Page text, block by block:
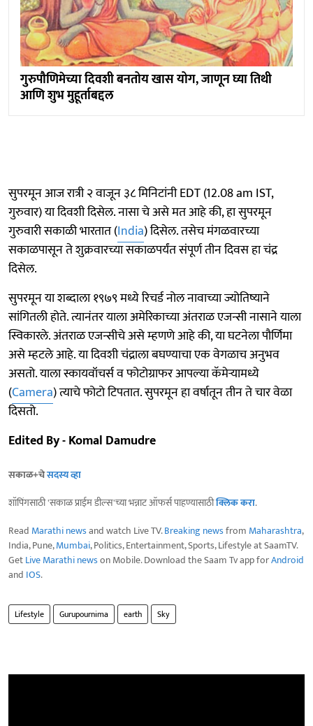
गुरुपौणिमेच्या दिवशी बनतोय खास योग, जाणून घ्या तिथी
आणि शुभ मुहूर्ताबद्दल
सुपरमून आज रात्री २ वाजून ३८ मिनिटांनी EDT (12.08 am IST,
गुरुवार) या दिवशी दिसेल. नासा चे असे मत आहे की, हा सुपरमून
गुरुवारी सकाळी भारतात (India) दिसेल. तसेच मंगळवारच्या
सकाळपासून ते शुक्रवारच्या सकाळपर्यंत संपूर्ण तीन दिवस हा चंद्र
दिसेल.
सुपरमून या शब्दाला १९७९ मध्ये रिचर्ड नोल नावाच्या ज्योतिष्याने
सांगितली होते. त्यानंतर याला अमेरिकाच्या अंतराळ एजन्सी नासाने याला
स्विकारले. अंतराळ एजन्सीचे असे म्हणणे आहे की, या घटनेला पौर्णिमा
असे म्हटले आहे. या दिवशी चंद्राला बघण्याचा एक वेगळाच अनुभव
असतो. याला स्कायवॉचर्स व फोटोग्राफर आपल्या कॅमेऱ्यामध्ये
(Camera) त्याचे फोटो टिपतात. सुपरमून हा वर्षातून तीन ते चार वेळा
दिसतो.
Edited By - Komal Damudre
सकाळ+चेसदस्य व्हा
शॉपिंगसाठी 'सकाळ प्राईम डील्स'च्या भन्नाट ऑफर्स पाहण्यासाठीक्लिक करा.
Read Marathi newsand watch Live TV.Breaking newsfrom Maharashtra,
India, Pune,Mumbai, Politics, Entertainment, Sports, Lifestyle at SaamTV.
GetLive Marathi newson Mobile. Download the Saam Tv app forAndroid
and IOS.
Lifestyle Gurupournima earth Sky